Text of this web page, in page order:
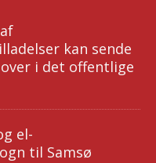
kan sende
i det offentlige
el-
til Samsø